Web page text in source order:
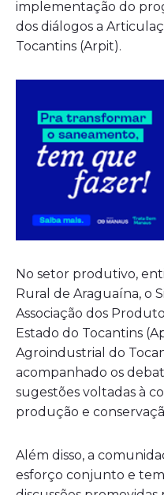
implementação do
dos diálogos a
Tocantins (Arpit).
No setor produtivo,
Rural de Araguaína, o
Associação dos
Estado do Tocantins
Agroindustrial do
acompanhado os
sugestões voltadas à
produção e
Além disso, a
esforço conjunto e